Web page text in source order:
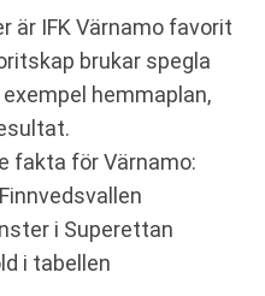
är IFK Värnamo favorit
brukar spegla
hemmaplan,
fakta för Värnamo:
i Superettan
i tabellen